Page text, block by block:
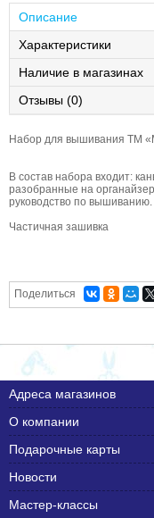
Описание
Характеристики
Наличие в магазинах
Отзывы (0)
Набор для вышивания ТМ
В состав набора входит:
разобранные на
руководство по вышиванию.
Частичная зашивка
Поделиться
Адреса магазинов
О компании
Подарочные карты
Новости
Мастер-классы